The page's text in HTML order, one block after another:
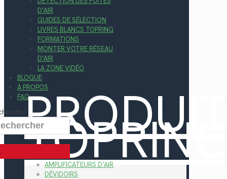
D’AIR
GUIDES DE SÉLECTION
LIVRES BLANCS TOPRING
FORMATIONS
MONTER VOTRE RÉSEAU
D’AIR
LA ZONE VIDÉO
BLOGUE
À PROPOS
FAQ
AMPLIFICATEURS D’AIR
DÉVIDOIRS